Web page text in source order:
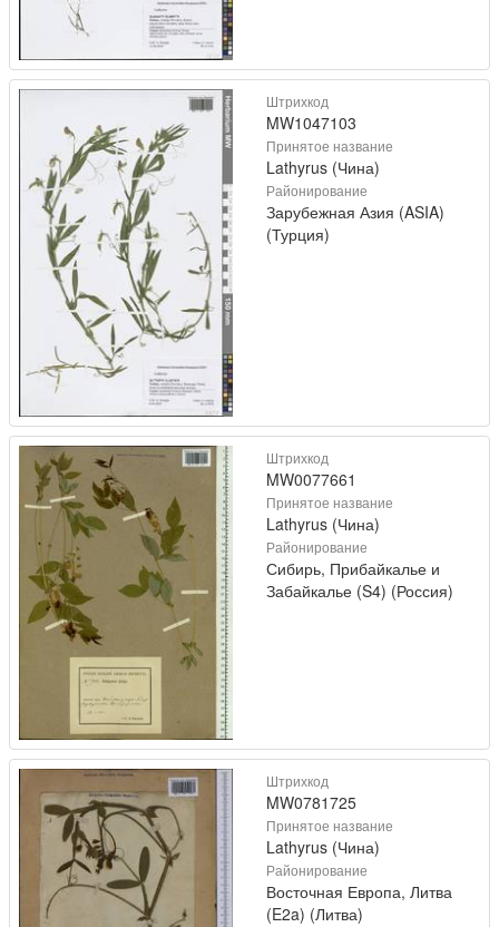
Штрихкод
MW1047103
Принятое название
Lathyrus (Чина)
Районирование
Зарубежная Азия (ASIA)
(Турция)
Штрихкод
MW0077661
Принятое название
Lathyrus (Чина)
Районирование
Сибирь, Прибайкалье и
Забайкалье (S4) (Россия)
Штрихкод
MW0781725
Принятое название
Lathyrus (Чина)
Районирование
Восточная Европа, Литва
(E2a) (Литва)